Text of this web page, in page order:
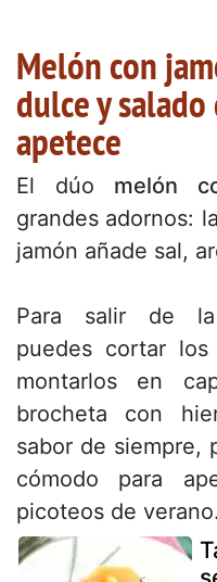
Melón con
dulce y
apetece
El dúo melón
grandes adornos:
jamón añade sal,
Para salir de la
puedes cortar
montarlos en
brocheta con
sabor de siempre,
cómodo para
picoteos de verano.